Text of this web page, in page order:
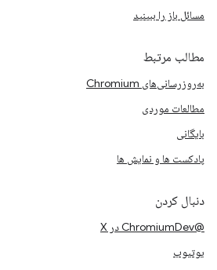
مسائل باز را ببینید
مطالب مرتبط
به‌روزرسانی‌های Chromium
مطالعات موردی
بایگانی
پادکست ها و نمایش ها
دنبال کردن
@ChromiumDev در X
یوتیوب